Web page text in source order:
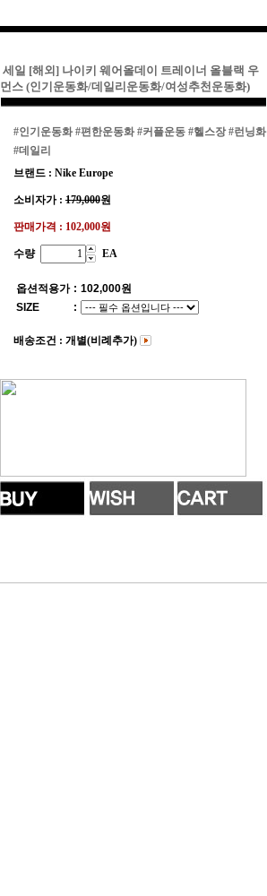
세일 [해외] 나이키 웨어올데이 트레이너 올블랙 우
먼스 (인기운동화/데일리운동화/여성추천운동화)
#인기운동화 #편한운동화 #커플운동 #헬스장 #런닝화
#데일리
브랜드 : Nike Europe
소비자가 : 179,000원
판매가격 : 102,000원
수량 EA
옵션적용가 : 102,000원
SIZE
:
배송조건 : 개별(비례추가)